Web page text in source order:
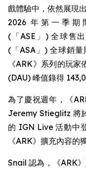
戲體驗中，依然展現
2026 年第一季期
(「ASE」) 全球售出
(「ASA」) 全球銷
《ARK》系列的玩
(DAU) 峰值錄得
為了慶祝週年，《
Jeremy Stieglitz 將
的 IGN Live 活動中
《ARK》擴充內容的
Snail 認為，《ARK